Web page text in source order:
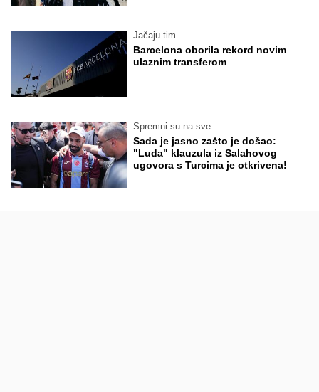
Jačaju tim
Barcelona oborila rekord novim
ulaznim transferom
Spremni su na sve
Sada je jasno zašto je došao:
"Luda" klauzula iz Salahovog
ugovora s Turcima je otkrivena!